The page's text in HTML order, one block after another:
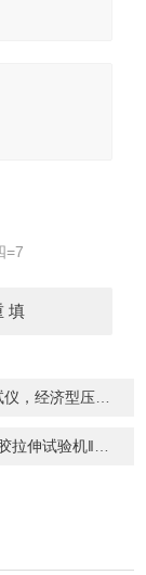
=7
济型压力试验机
‖奥祥专业拉力机